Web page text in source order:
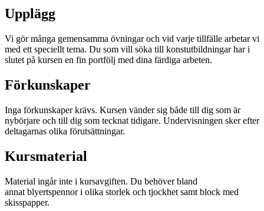
Upplägg
Vi gör många gemensamma övningar och vid varje tillfälle arbetar vi
med ett speciellt tema. Du som vill söka till konstutbildningar har i
slutet på kursen en fin portfölj med dina färdiga arbeten.
Förkunskaper
Inga förkunskaper krävs. Kursen vänder sig både till dig som är
nybörjare och till dig som tecknat tidigare. Undervisningen sker efter
deltagarnas olika förutsättningar.
Kursmaterial
Material ingår inte i kursavgiften. Du behöver bland
annat blyertspennor i olika storlek och tjockhet samt block med
skisspapper.